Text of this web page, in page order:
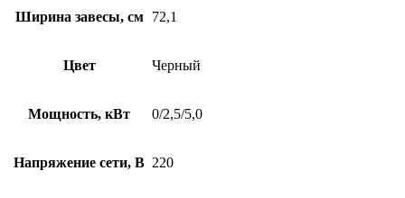
Ширина завесы, см 72,1
Цвет Черный
Мощность, кВт 0/2,5/5,0
Напряжение сети, В 220